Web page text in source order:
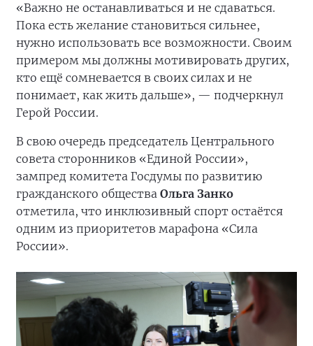
«Важно не останавливаться и не сдаваться.
Пока есть желание становиться сильнее,
нужно использовать все возможности. Своим
примером мы должны мотивировать других,
кто ещё сомневается в своих силах и не
понимает, как жить дальше», — подчеркнул
Герой России.
В свою очередь председатель Центрального
совета сторонников «Единой России»,
зампред комитета Госдумы по развитию
гражданского общества Ольга Занко
отметила, что инклюзивный спорт остаётся
одним из приоритетов марафона «Сила
России».